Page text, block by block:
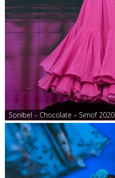
Sonibel – Chocolate – Simof 2020